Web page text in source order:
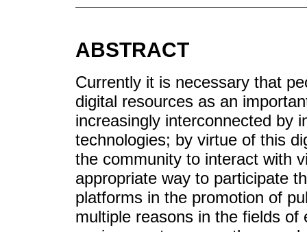
ABSTRACT
Currently it is necessary that
digital resources as an
increasingly interconnected by
technologies; by virtue of this
the community to interact with
appropriate way to participate
platforms in the promotion of
multiple reasons in the fields of